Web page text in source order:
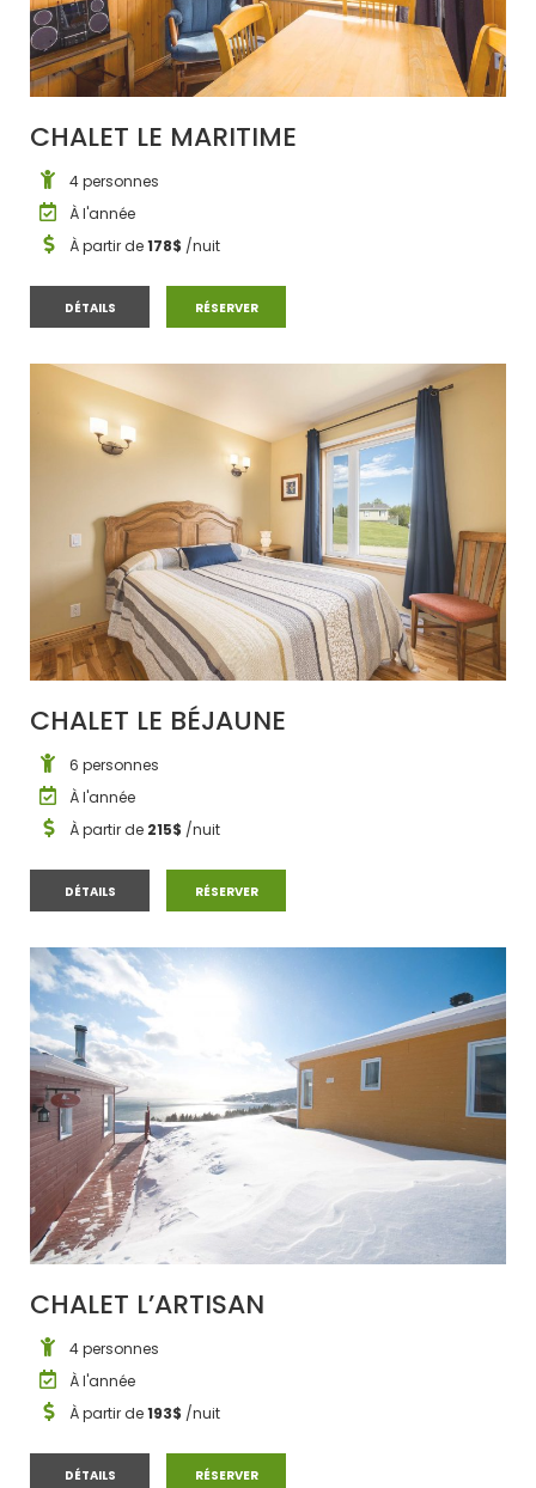
CHALET LE MARITIME
4 personnes
À l'année
À partir de178$ /nuit
DÉTAILSCHALET LE MARITIME
RÉSERVERCHALET LE MARITIME
CHALET LE BÉJAUNE
6 personnes
À l'année
À partir de 215$ /nuit
DÉTAILSCHALET LE BÉJAUNE
RÉSERVERCHALET LE BÉJAUNE
CHALET L’ARTISAN
4 personnes
À l'année
À partir de193$ /nuit
DÉTAILSCHALET L’ARTISAN
RÉSERVERCHALET L’ARTISAN